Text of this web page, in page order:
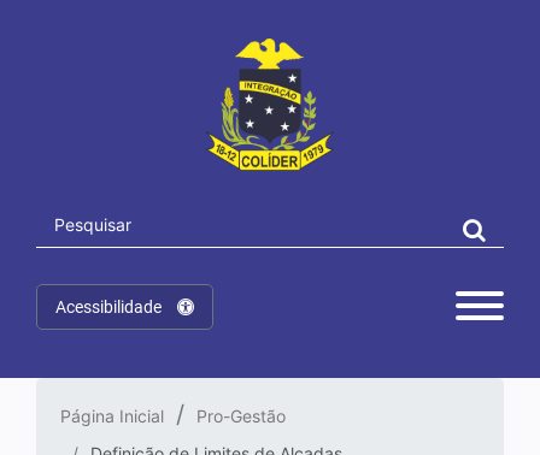
Acessibilidade
Página Inicial
Pro-Gestão